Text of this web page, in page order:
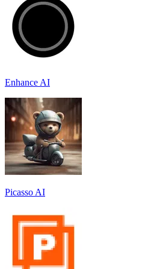
Enhance AI
Picasso AI